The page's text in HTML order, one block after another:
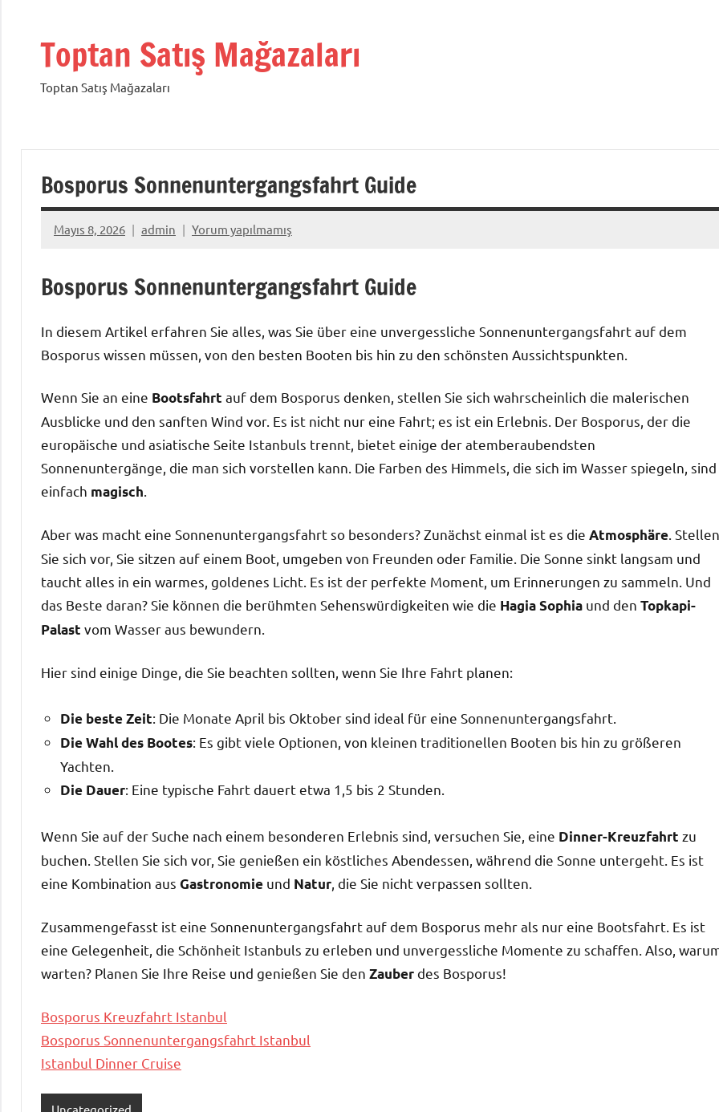
Toptan Satış Mağazaları
Toptan Satış Mağazaları
Bosporus Sonnenuntergangsfahrt Guide
Mayıs 8, 2026 admin Yorum yapılmamış
Bosporus Sonnenuntergangsfahrt Guide
In diesem Artikel erfahren Sie alles, was Sie über eine unvergessliche Sonnenuntergangsfahrt auf dem
Bosporus wissen müssen, von den besten Booten bis hin zu den schönsten Aussichtspunkten.
Wenn Sie an eine Bootsfahrt auf dem Bosporus denken, stellen Sie sich wahrscheinlich die malerischen
Ausblicke und den sanften Wind vor. Es ist nicht nur eine Fahrt; es ist ein Erlebnis. Der Bosporus, der die
europäische und asiatische Seite Istanbuls trennt, bietet einige der atemberaubendsten
Sonnenuntergänge, die man sich vorstellen kann. Die Farben des Himmels, die sich im Wasser spiegeln, sind
einfach magisch
Aber was macht eine Sonnenuntergangsfahrt so besonders? Zunächst einmal ist es die Atmosphäre . Stellen
Sie sich vor, Sie sitzen auf einem Boot, umgeben von Freunden oder Familie. Die Sonne sinkt langsam und
taucht alles in ein warmes, goldenes Licht. Es ist der perfekte Moment, um Erinnerungen zu sammeln. Und
das Beste daran? Sie können die berühmten Sehenswürdigkeiten wie die Hagia Sophia und den Topkapi-
Palast vom Wasser aus bewundern.
Hier sind einige Dinge, die Sie beachten sollten, wenn Sie Ihre Fahrt planen:
Die beste Zeit: Die Monate April bis Oktober sind ideal für eine Sonnenuntergangsfahrt.
Die Wahl des Bootes: Es gibt viele Optionen, von kleinen traditionellen Booten bis hin zu größeren
Yachten.
Die Dauer: Eine typische Fahrt dauert etwa 1,5 bis 2 Stunden.
Wenn Sie auf der Suche nach einem besonderen Erlebnis sind, versuchen Sie, eine Dinner-Kreuzfahrt zu
buchen. Stellen Sie sich vor, Sie genießen ein köstliches Abendessen, während die Sonne untergeht. Es ist
eine Kombination aus Gastronomie und Natur , die Sie nicht verpassen sollten.
Zusammengefasst ist eine Sonnenuntergangsfahrt auf dem Bosporus mehr als nur eine Bootsfahrt. Es ist
eine Gelegenheit, die Schönheit Istanbuls zu erleben und unvergessliche Momente zu schaffen. Also,
warten? Planen Sie Ihre Reise und genießen Sie den Zauberdes Bosporus!
Bosporus Kreuzfahrt Istanbul
Bosporus Sonnenuntergangsfahrt Istanbul
Istanbul Dinner Cruise
Uncategorized